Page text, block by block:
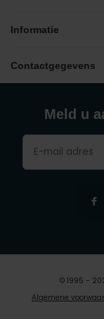
Informatie
Contactgegevens
Meld u
Algemene
© 1995 -